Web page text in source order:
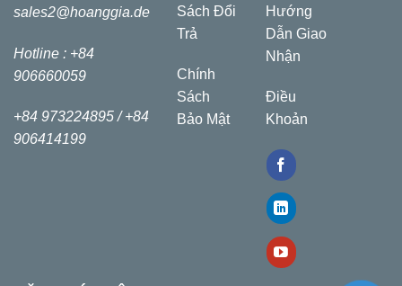
sales2@hoanggia.de
Hotline : +84
906660059
+84 973224895 /+84
906414199
Sách Đổi
Trả
Chính
Sách
Bảo Mật
Hướng
Dẫn Giao
Nhận
Điều
Khoản